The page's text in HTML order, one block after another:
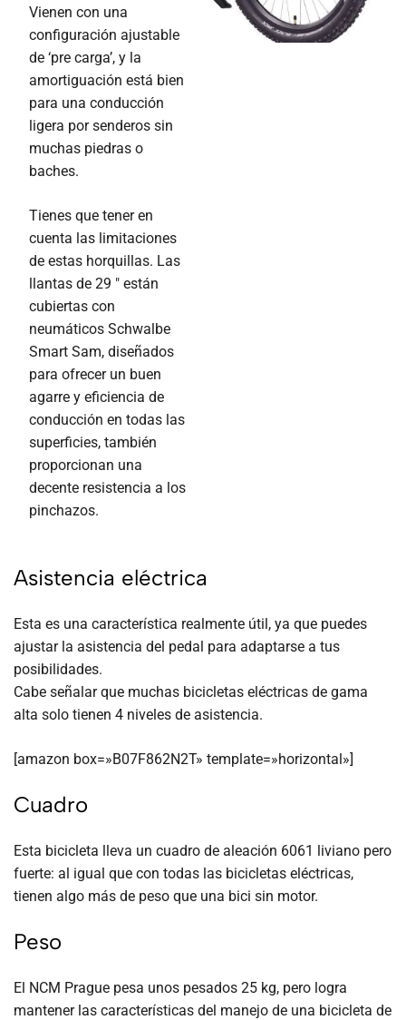
Vienen con una
configuración ajustable
de ‘pre carga’, y la
amortiguación está bien
para una conducción
ligera por senderos sin
muchas piedras o
baches.
Tienes que tener en
cuenta las limitaciones
de estas horquillas. Las
llantas de 29 ″ están
cubiertas con
neumáticos Schwalbe
Smart Sam, diseñados
para ofrecer un buen
agarre y eficiencia de
conducción en todas las
superficies, también
proporcionan una
decente resistencia a los
pinchazos.
Asistencia eléctrica
Esta es una característica realmente útil, ya que puedes
ajustar la asistencia del pedal para adaptarse a tus
posibilidades.
Cabe señalar que muchas bicicletas eléctricas de gama
alta solo tienen 4 niveles de asistencia.
[amazon box=»B07F862N2T» template=»horizontal»]
Cuadro
Esta bicicleta lleva un cuadro de aleación 6061 liviano pero
fuerte: al igual que con todas las bicicletas eléctricas,
tienen algo más de peso que una bici sin motor.
Peso
El NCM Prague pesa unos pesados 25 kg, pero logra
mantener las características del manejo de una bicicleta de